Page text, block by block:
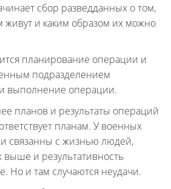
сбор разведданных о том,
живут и каким образом их можно
планирование операции и
подразделением
и выполнение операции.
планов и результаты операций
планам. У военных
связанны с жизнью людей,
выше и результативность
Но и там случаются неудачи.